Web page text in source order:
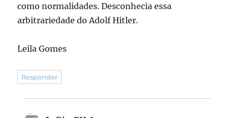
como normalidades. Desconhecia essa
arbitrariedade do Adolf Hitler.
Leila Gomes
Responder